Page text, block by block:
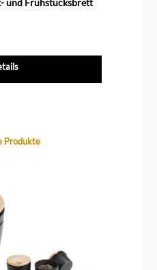
und Frühstücksbrett
Produkte